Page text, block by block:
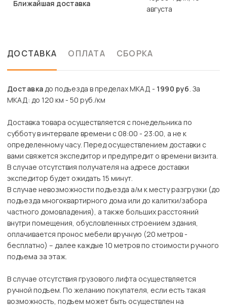
Ближайшая доставка
августа
ДОСТАВКА ОПЛАТА СБОРКА
Доставкадо подъезда в пределах МКАД - 1990 руб. За
МКАД: до 120 км - 50 руб./км
Доставка товара осуществляется с понедельника по
субботу в интервале времени с 08:00 - 23:00, а не к
определенному часу. Перед осуществлением доставки с
вами свяжется экспедитор и предупредит о времени визита.
В случае отсутствия получателя на адресе доставки
экспедитор будет ожидать 15 минут.
В случае невозможности подъезда а/м к месту разгрузки (до
подъезда многоквартирного дома или до калитки/забора
частного домовладения), а также больших расстояний
внутри помещения, обусловленных строением здания,
оплачивается пронос мебели вручную (20 метров -
бесплатно) – далее каждые 10 метров по стоимости ручного
подъема за этаж.
В случае отсутствия грузового лифта осуществляется
ручной подъем. По желанию покупателя, если есть такая
возможность, подъем может быть осуществлен на